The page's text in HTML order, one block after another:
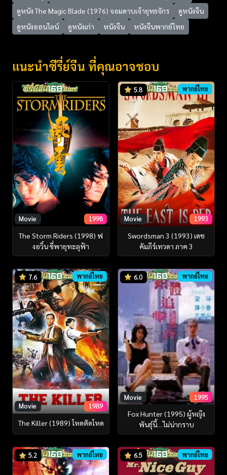
ดูหนัง The Magic Blade (1976) จอมดาบเจ้ายุทธจักร
ดูหนังจีน
ดูหนังออนไลน์
ดูหนังเก่า หนังจีน หนังจีนพากย์ไทย
แนะนำซีรี่ย์จีน ที่คุณอาจชอบ
Movie 1998
The Storm Riders (1998) ฟ
งอวิ๋น ขี่พายุทะลุฟ้า
5.8 พากย์ไทย
Movie 1993
Swordsman 3 (1993) เดช
คัมภีร์เทวดา ภาค 3
7.6 พากย์ไทย
Movie 1989
The Killer (1989) โหดตัดโหด
6.0 พากย์ไทย
Movie 1995
Fox Hunter (1995) ผู้หญิง
พันธุ์นี้…ไม่น่ากราบ
5.2 พากย์ไทย 6.5 พากย์ไทย